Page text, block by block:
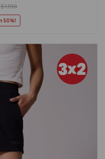
$1.190
50